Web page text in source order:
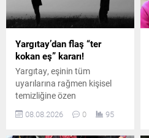
Yargıtay’dan flaş “ter
kokan eş” kararı!
Yargıtay, eşinin tüm
uyarılarına rağmen kişisel
temizliğine özen
göstermeyen ve sürekli ter
koktuğu belirtilen erkeği
08.08.2026 0 95